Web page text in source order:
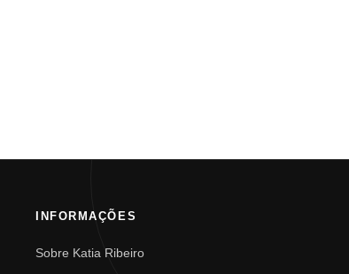
INFORMAÇÕES
Sobre Katia Ribeiro